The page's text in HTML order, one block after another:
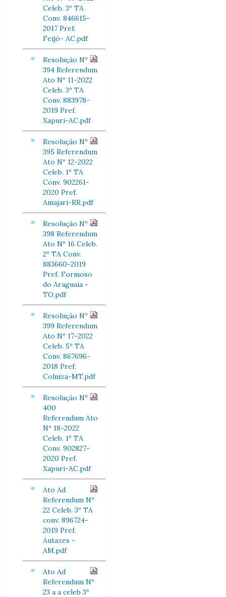
Celeb. 3º TA
Conv. 846615-
2017 Pref.
Feijó- AC.pdf
Resolução Nº
394 Referendum
Ato Nº 11-2022
Celeb. 3º TA
Conv. 883978-
2019 Pref.
Xapuri-AC.pdf
Resolução Nº
395 Referendum
Ato Nº 12-2022
Celeb. 1º TA
Conv. 902261-
2020 Pref.
Amajari-RR.pdf
Resolução Nº
398 Referendum
Ato Nº 16 Celeb.
2º TA Conv.
883660-2019
Pref. Formoso
do Araguaia -
TO.pdf
Resolução Nº
399 Referendum
Ato Nº 17-2022
Celeb. 5º TA
Conv. 867696-
2018 Pref.
Colniza-MT.pdf
Resolução Nº
400
Referendum Ato
Nº 18-2022
Celeb. 1º TA
Conv. 902827-
2020 Pref.
Xapuri-AC.pdf
Ato Ad
Referendum Nº
22 Celeb. 3º TA
conv. 896724-
2019 Pref.
Autazes -
AM.pdf
Ato Ad
Referendum Nº
23 a a celeb 3º